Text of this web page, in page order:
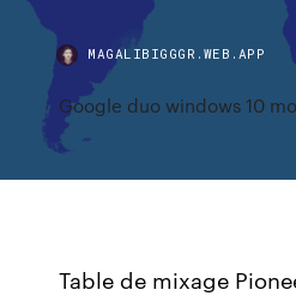
MAGALIBIGGGR.WEB.APP
Google duo windows 10
Table de mixage